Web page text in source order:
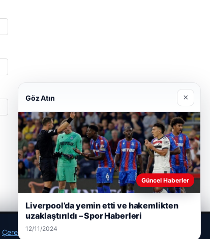
Çerez Politikamız
Göz Atın ×
Güncel Haberler
Liverpool’da yemin etti ve hakemlikten
uzaklaştırıldı – Spor Haberleri
12/11/2024